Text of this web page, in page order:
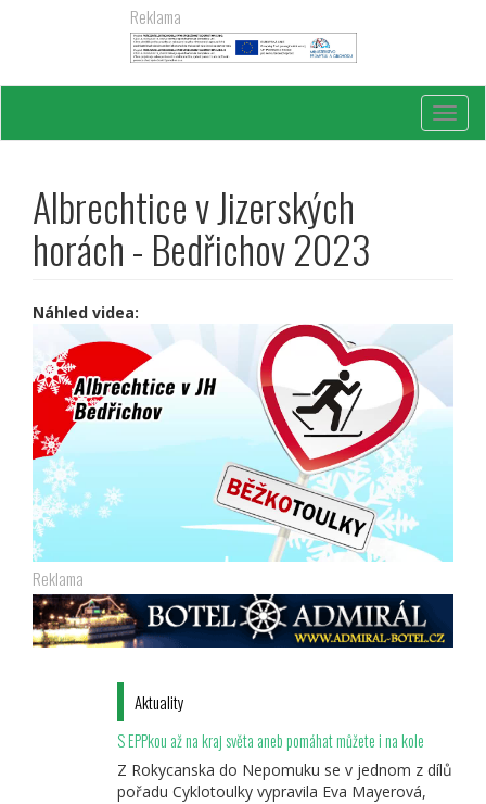
Reklama
Albrechtice v Jizerských
horách - Bedřichov 2023
Náhled videa:
Reklama
Aktuality
S EPPkou až na kraj světa aneb pomáhat můžete i na kole
Z Rokycanska do Nepomuku se v jednom z dílů
pořadu Cyklotoulky vypravila Eva Mayerová,